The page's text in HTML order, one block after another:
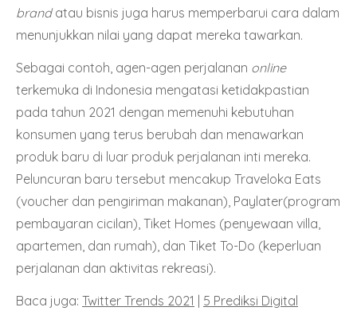
brandatau bisnis juga harus memperbarui cara dalam
menunjukkan nilai yang dapat mereka tawarkan.
Sebagai contoh, agen-agen perjalanan online
terkemuka di Indonesia mengatasi ketidakpastian
pada tahun 2021 dengan memenuhi kebutuhan
konsumen yang terus berubah dan menawarkan
produk baru di luar produk perjalanan inti mereka.
Peluncuran baru tersebut mencakup Traveloka Eats
(voucher dan pengiriman makanan), Paylater(program
pembayaran cicilan), Tiket Homes (penyewaan villa,
apartemen, dan rumah), dan Tiket To-Do (keperluan
perjalanan dan aktivitas rekreasi).
Baca juga: Twitter Trends 2021
5 Prediksi Digital